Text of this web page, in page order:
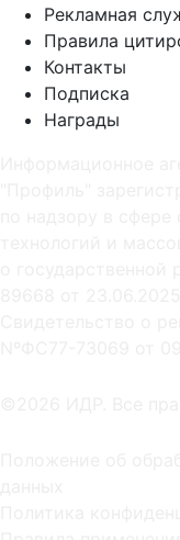
Рекламная
Правила
Контакты
Подписка
Награды